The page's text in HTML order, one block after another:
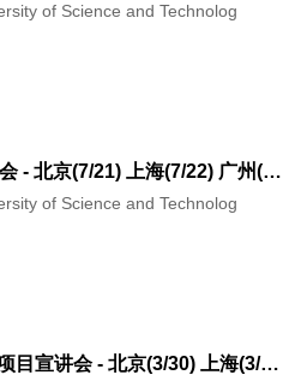
of Science and Technolog
香港科大MBA(双周班)招生宣讲会 - 北京(7/21) 上海(7/22) 广州(8/4) 深圳(8/5)
of Science and Technolog
港科大 HKUST 非全日制 MBA 项目宣讲会 - 北京(3/30) 上海(3/31) | 名师示范课 广州(4/6) 深圳(4/7)